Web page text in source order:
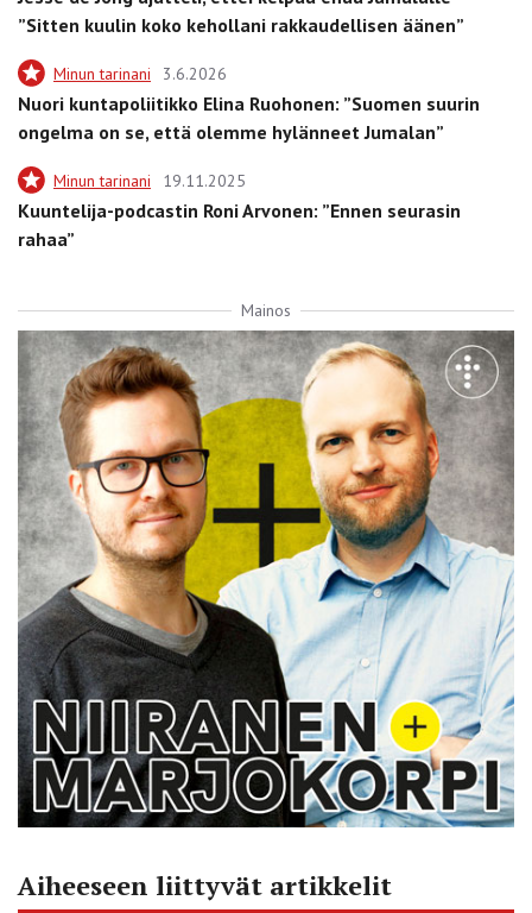
”Sitten kuulin koko kehollani rakkaudellisen äänen”
Minun tarinani 3.6.2026
Nuori kuntapoliitikko Elina Ruohonen: ”Suomen suurin
ongelma on se, että olemme hylänneet Jumalan”
Minun tarinani 19.11.2025
Kuuntelija-podcastin Roni Arvonen: ”Ennen seurasin
rahaa”
Mainos
Aiheeseen liittyvät artikkelit